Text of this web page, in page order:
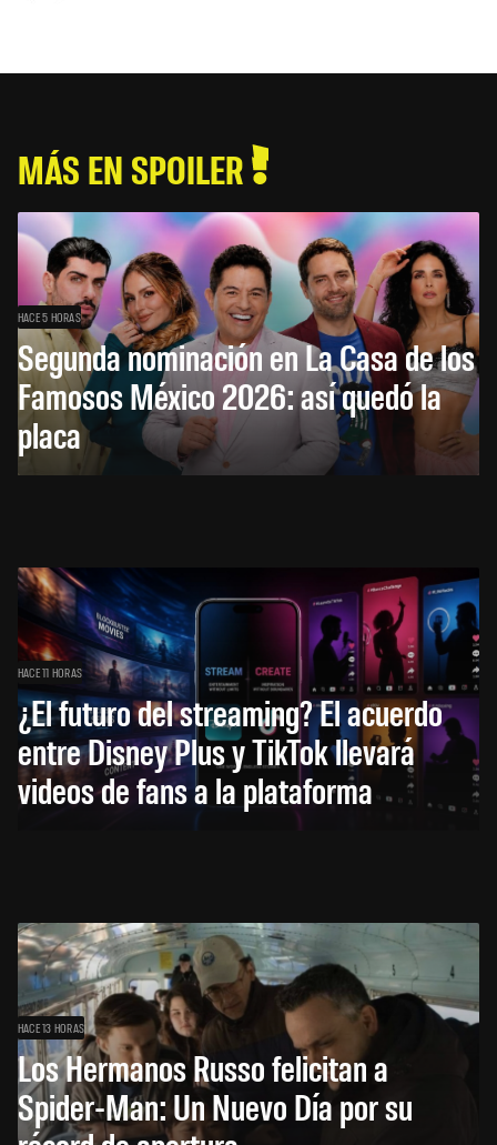
MÁS EN SPOILER
HACE 5 HORAS
Segunda nominación en La Casa de los
Famosos México 2026: así quedó la
placa
HACE 11 HORAS
¿El futuro del streaming? El acuerdo
entre Disney Plus y TikTok llevará
videos de fans a la plataforma
HACE 13 HORAS
Los Hermanos Russo felicitan a
Spider-Man: Un Nuevo Día por su